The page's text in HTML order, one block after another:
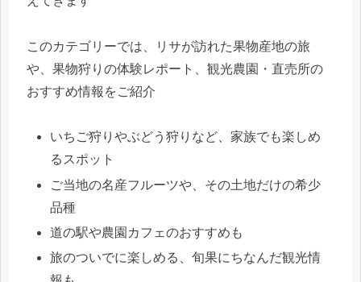
このカテゴリーでは、リサが訪れた果物産地の旅
や、果物狩りの体験レポート、観光農園・直売所の
おすすめ情報をご紹介
いちご狩りやぶどう狩りなど、家族でも楽しめ
るスポット
ご当地の名産フルーツや、その土地だけの希少
品種
道の駅や農園カフェのおすすめも
旅のついでに楽しめる、旬果にちなんだ観光情